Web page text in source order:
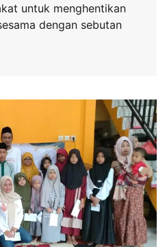
untuk menghentikan
dengan sebutan